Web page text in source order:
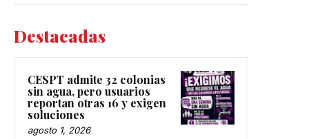
Destacadas
CESPT admite 32 colonias
sin agua, pero usuarios
reportan otras 16 y exigen
soluciones
agosto 1, 2026